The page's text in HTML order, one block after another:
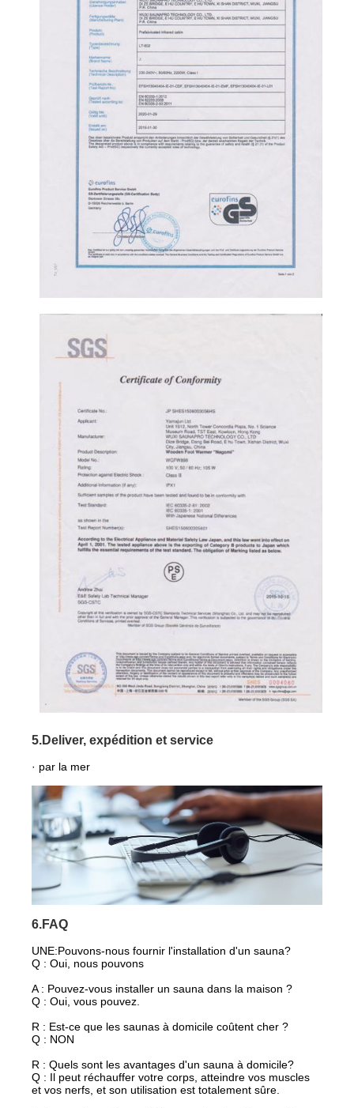
5.Deliver, expédition et service
· par la mer
6.FAQ
UNE:Pouvons-nous fournir l'installation d'un sauna?
Q : Oui, nous pouvons
A : Pouvez-vous installer un sauna dans la maison ?
Q : Oui, vous pouvez.
R : Est-ce que les saunas à domicile coûtent cher ?
Q : NON
R : Quels sont les avantages d'un sauna à domicile?
Q : Il peut réchauffer votre corps, atteindre vos muscles
et vos nerfs, et son utilisation est totalement sûre.